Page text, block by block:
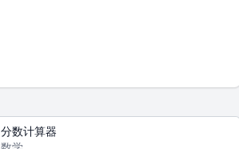
分数计算器